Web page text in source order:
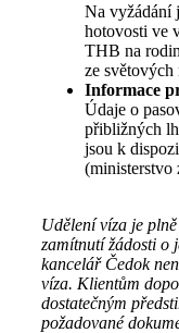
Na vyžádání
hotovosti ve
THB na
ze světových
Informace
Údaje o
přibližných
jsou k
(ministerstvo
Udělení víza je
zamítnutí žádosti o
kancelář Čedok
víza. Klientům
dostatečným
požadované